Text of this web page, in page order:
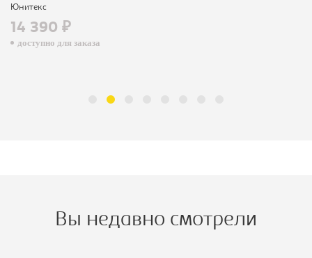
Юнитекс
14 390 ₽
доступно для заказа
Вы недавно смотрели